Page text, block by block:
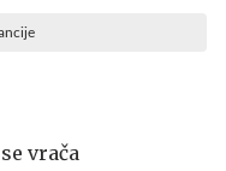
vrača